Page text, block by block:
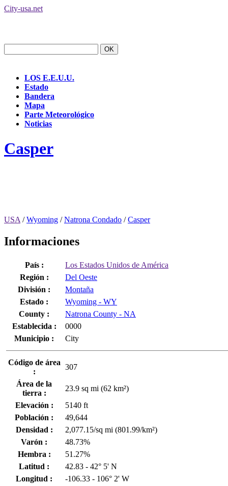
City-usa.net
LOS E.E.U.U.
Estado
Bandera
Mapa
Parte Meteorológico
Noticias
Casper
USA /Wyoming /Natrona Condado /Casper
Informaciones
País :
Los Estados Unidos de América
Región :
Del Oeste
División :
Montaña
Estado :
Wyoming - WY
County :
Natrona County - NA
Establecida :
0000
Municipio :
City
Código de área
:
307
Área de la
tierra :
23.9 sq mi (62 km²)
Elevación :
5140 ft
Población :
49,644
Densidad :
2,077.15/sq mi (801.99/km²)
Varón :
48.73%
Hembra :
51.27%
Latitud :
42.83 - 42° 5' N
Longitud :
-106.33 - 106° 2' W